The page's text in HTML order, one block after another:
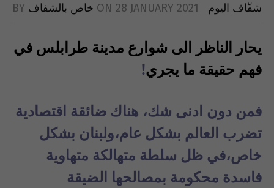
BY خاص بالشفاف ON 28 JANUARY 2021 شفّاف اليوم
يحار الناظر الى شوارع مدينة طرابلس في
فهم حقيقة ما يجري!
فمن دون ادنى شك، هناك ضائقة اقتصادية
تضرب العالم بشكل عام،ولبنان بشكل
خاص،في ظل سلطة متهالكة متهاوية
فاسدة محكومة بمصالحها الضيقة